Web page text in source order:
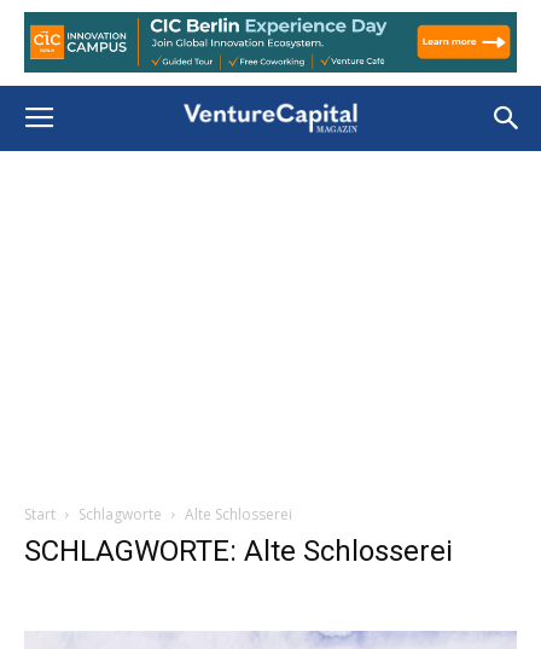
Start Schlagworte Alte Schlosserei
SCHLAGWORTE: Alte Schlosserei